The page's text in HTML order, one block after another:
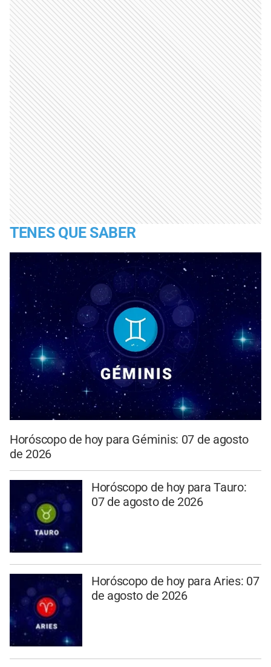
TENES QUE SABER
Horóscopo de hoy para Géminis: 07 de agosto
de 2026
Horóscopo de hoy para Tauro:
07 de agosto de 2026
Horóscopo de hoy para Aries: 07
de agosto de 2026